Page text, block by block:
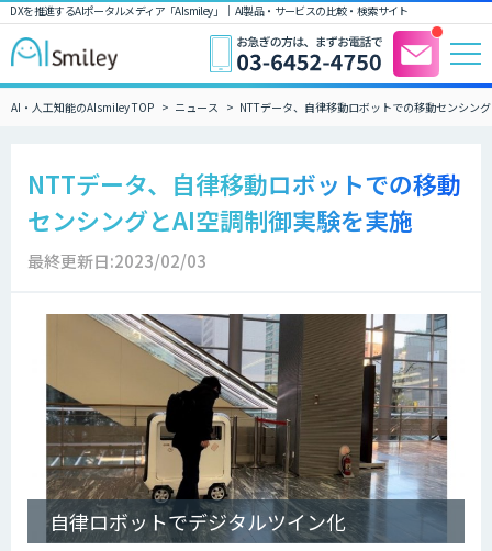
DXを推進するAIポータルメディア「AIsmiley」｜ AI製品・サービスの比較・検索サイト
AI・人工知能のAIsmiley TOP ニュース NTTデータ、自律移動ロボットでの移動センシン
NTTデータ、自律移動ロボットでの移動
センシングとAI空調制御実験を実施
最終更新日:2023/02/03
自律ロボットでデジタルツイン化